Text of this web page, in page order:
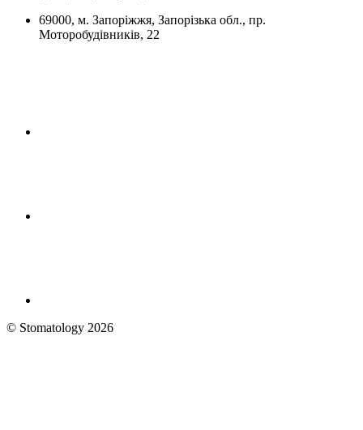
69000, м. Запоріжжя, Запорізька обл., пр.
Моторобудівників, 22
© Stomatology 2026